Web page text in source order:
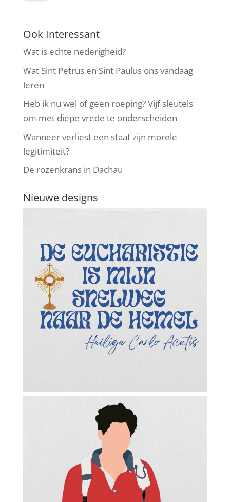
Ook Interessant
Wat is echte nederigheid?
Wat Sint Petrus en Sint Paulus ons vandaag
leren
Heb ik nu wel of geen roeping? Vijf sleutels
om met diepe vrede te onderscheiden
Wanneer verliest een staat zijn morele
legitimiteit?
De rozenkrans in Dachau
Nieuwe designs